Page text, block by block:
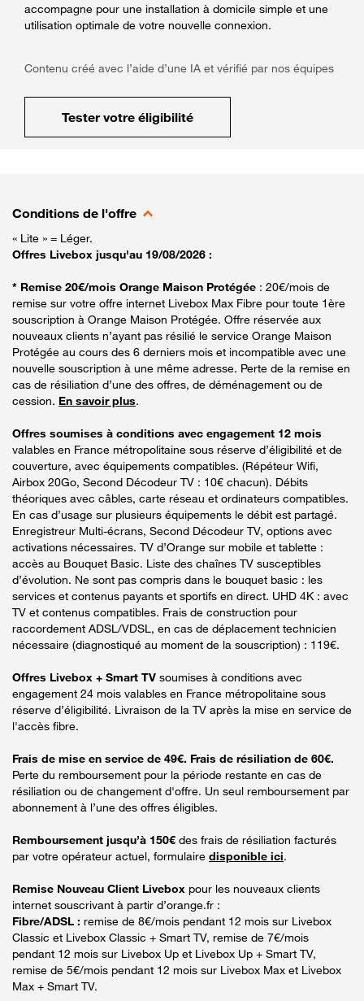
accompagne pour une installation à domicile simple et une
utilisation optimale de votre nouvelle connexion.
Contenu créé avec l’aide d’une IA et vérifié par nos équipes
Tester votre éligibilité
Conditions de l'offre
« Lite » = Léger.
Offres Livebox jusqu'au 19/08/2026 :
* Remise 20€/mois Orange Maison Protégée : 20€/mois de
remise sur votre offre internet Livebox Max Fibre pour toute 1ère
souscription à Orange Maison Protégée. Offre réservée aux
nouveaux clients n’ayant pas résilié le service Orange Maison
Protégée au cours des 6 derniers mois et incompatible avec une
nouvelle souscription à une même adresse. Perte de la remise en
cas de résiliation d’une des offres, de déménagement ou de
cession. En savoir plus.
Offres soumises à conditions avec engagement 12 mois
valables en France métropolitaine sous réserve d’éligibilité et de
couverture, avec équipements compatibles. (Répéteur Wifi,
Airbox 20Go, Second Décodeur TV : 10€ chacun). Débits
théoriques avec câbles, carte réseau et ordinateurs compatibles.
En cas d’usage sur plusieurs équipements le débit est partagé.
Enregistreur Multi-écrans, Second Décodeur TV, options avec
activations nécessaires. TV d’Orange sur mobile et tablette :
accès au Bouquet Basic. Liste des chaînes TV susceptibles
d’évolution. Ne sont pas compris dans le bouquet basic : les
services et contenus payants et sportifs en direct. UHD 4K : avec
TV et contenus compatibles. Frais de construction pour
raccordement ADSL/VDSL, en cas de déplacement technicien
nécessaire (diagnostiqué au moment de la souscription) : 119€.
Offres Livebox + Smart TV soumises à conditions avec
engagement 24 mois valables en France métropolitaine sous
réserve d’éligibilité. Livraison de la TV après la mise en service de
l'accès fibre.
Frais de mise en service de 49€. Frais de résiliation de 60€.
Perte du remboursement pour la période restante en cas de
résiliation ou de changement d'offre. Un seul remboursement par
abonnement à l’une des offres éligibles.
Remboursement jusqu’à 150€ des frais de résiliation facturés
par votre opérateur actuel, formulaire disponible ici.
Remise Nouveau Client Livebox pour les nouveaux clients
internet souscrivant à partir d’orange.fr :
Fibre/ADSL : remise de 8€/mois pendant 12 mois sur Livebox
Classic et Livebox Classic + Smart TV, remise de 7€/mois
pendant 12 mois sur Livebox Up et Livebox Up + Smart TV,
remise de 5€/mois pendant 12 mois sur Livebox Max et Livebox
Max + Smart TV.